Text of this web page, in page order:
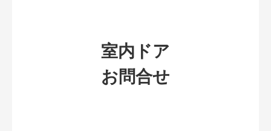
室内ドア
お問合せ